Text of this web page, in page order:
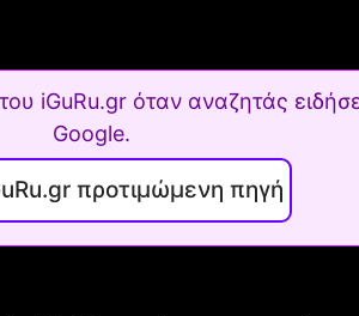
iGuRu.gr όταν αναζητάς
Google.
προτιμώμενη πηγή